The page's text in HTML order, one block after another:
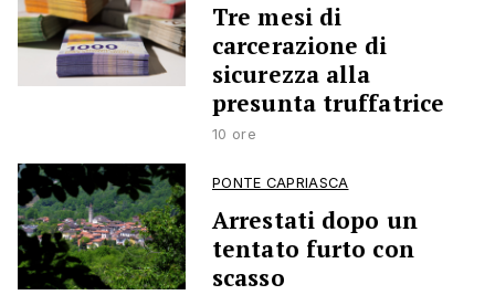
Tre mesi di
carcerazione di
sicurezza alla
presunta truffatrice
10 ore
PONTE CAPRIASCA
Arrestati dopo un
tentato furto con
scasso